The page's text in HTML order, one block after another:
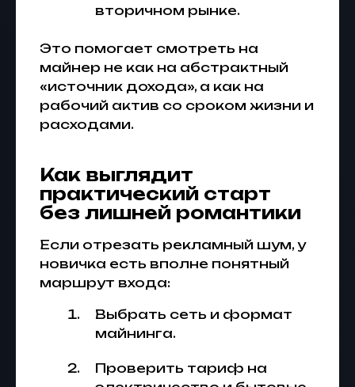
вторичном рынке.
Это помогает смотреть на
майнер не как на абстрактный
«источник дохода», а как на
рабочий актив со сроком жизни и
расходами.
Как выглядит
практический старт
без лишней романтики
Если отрезать рекламный шум, у
новичка есть вполне понятный
маршрут входа:
Выбрать сеть и формат
майнинга.
Проверить тариф на